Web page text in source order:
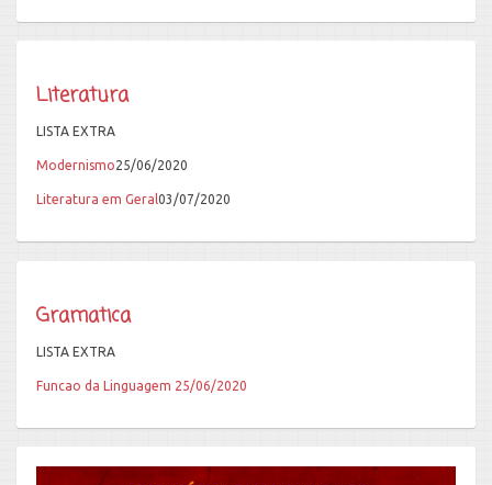
Literatura
LISTA EXTRA
Modernismo25/06/2020
Literatura em Geral03/07/2020
Gramatica
LISTA EXTRA
Funcao da Linguagem 25/06/2020